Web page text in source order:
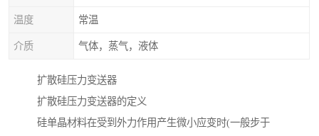
温度 常温
介质 气体，蒸气，液体
扩散硅压力变送器
扩散硅压力变送器的定义
硅单晶材料在受到外力作用产生微小应变时(一般步于